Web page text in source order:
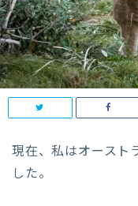
現在、私はオースト
した。